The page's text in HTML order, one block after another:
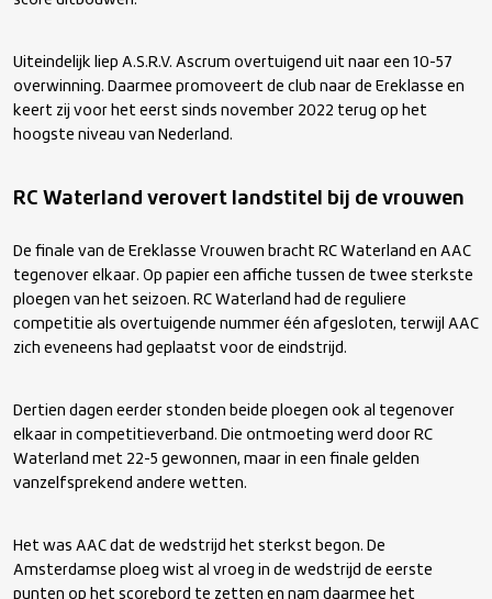
Uiteindelijk liep A.S.R.V. Ascrum overtuigend uit naar een 10-57
overwinning. Daarmee promoveert de club naar de Ereklasse en
keert zij voor het eerst sinds november 2022 terug op het
hoogste niveau van Nederland.
RC Waterland verovert landstitel bij de vrouwen
De finale van de Ereklasse Vrouwen bracht RC Waterland en AAC
tegenover elkaar. Op papier een affiche tussen de twee sterkste
ploegen van het seizoen. RC Waterland had de reguliere
competitie als overtuigende nummer één afgesloten, terwijl AAC
zich eveneens had geplaatst voor de eindstrijd.
Dertien dagen eerder stonden beide ploegen ook al tegenover
elkaar in competitieverband. Die ontmoeting werd door RC
Waterland met 22-5 gewonnen, maar in een finale gelden
vanzelfsprekend andere wetten.
Het was AAC dat de wedstrijd het sterkst begon. De
Amsterdamse ploeg wist al vroeg in de wedstrijd de eerste
punten op het scorebord te zetten en nam daarmee het